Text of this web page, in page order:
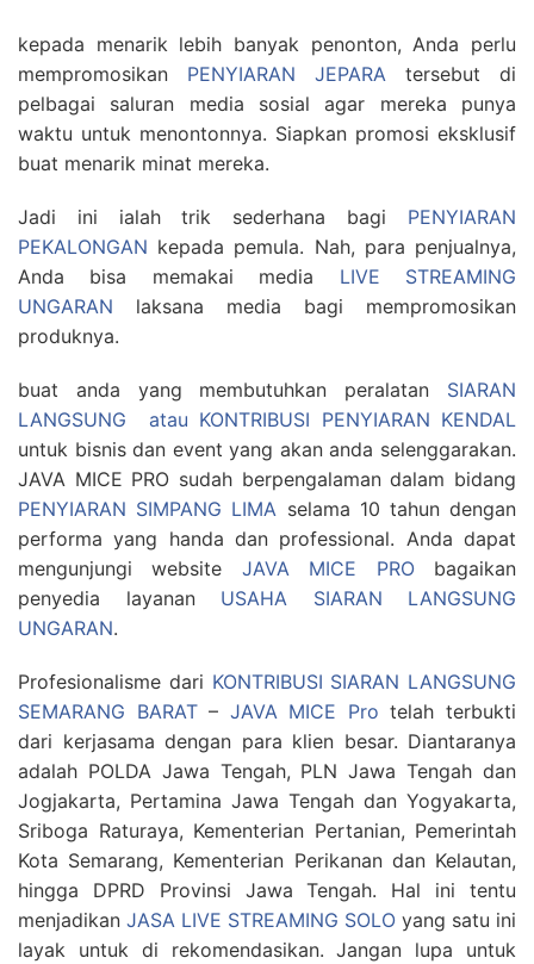
kepada menarik lebih banyak penonton, Anda perlu
mempromosikan PENYIARAN JEPARA tersebut di
pelbagai saluran media sosial agar mereka punya
waktu untuk menontonnya. Siapkan promosi eksklusif
buat menarik minat mereka.
Jadi ini ialah trik sederhana bagi PENYIARAN
PEKALONGAN kepada pemula. Nah, para penjualnya,
Anda bisa memakai media LIVE STREAMING
UNGARAN laksana media bagi mempromosikan
produknya.
buat anda yang membutuhkan peralatan SIARAN
LANGSUNG atau KONTRIBUSI PENYIARAN KENDAL
untuk bisnis dan event yang akan anda selenggarakan.
JAVA MICE PRO sudah berpengalaman dalam bidang
PENYIARAN SIMPANG LIMA selama 10 tahun dengan
performa yang handa dan professional. Anda dapat
mengunjungi website JAVA MICE PRObagaikan
penyedia layanan USAHA SIARAN LANGSUNG
UNGARAN.
Profesionalisme dari KONTRIBUSI SIARAN LANGSUNG
SEMARANG BARAT– JAVA MICE Pro telah terbukti
dari kerjasama dengan para klien besar. Diantaranya
adalah POLDA Jawa Tengah, PLN Jawa Tengah dan
Jogjakarta, Pertamina Jawa Tengah dan Yogyakarta,
Sriboga Raturaya, Kementerian Pertanian, Pemerintah
Kota Semarang, Kementerian Perikanan dan Kelautan,
hingga DPRD Provinsi Jawa Tengah. Hal ini tentu
menjadikan JASA LIVE STREAMING SOLO yang satu ini
layak untuk di rekomendasikan. Jangan lupa untuk